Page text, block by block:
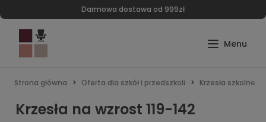
Darmowa dostawa od 999zł
Strona główna Oferta dla szkół i przedszkoli Krzesła szkolne
Krzesła na wzrost 119-142